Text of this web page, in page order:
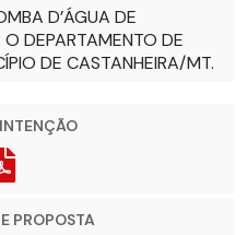
D’ÁGUA DE
DEPARTAMENTO DE
DE CASTANHEIRA/MT.
PROPOSTA